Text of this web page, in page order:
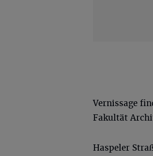
Vernissage
Fakultät
Haspeler